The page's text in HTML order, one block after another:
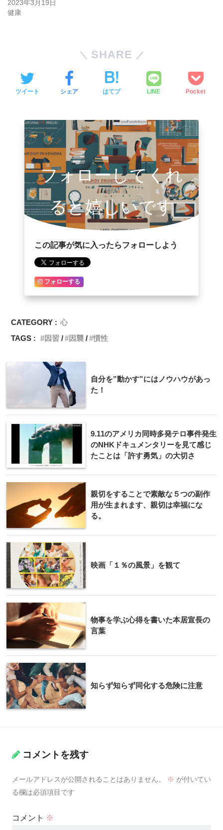
2023年3月19日
健康
SHARE
ツイート シェア はてブ LINE Pocket
フォローしてくれ
ると嬉しいです
この記事が気に入ったらフォローしよう
フォローする
CATEGORY : 心
TAGS :
因習 因襲 慣性
自分を”動かす”にはノウハウがあっ
た！
9.11のアメリカ同時多発テロ事件発生
のNHKドキュメンタリーを見て感じ
たことは「許す勇気」の大切さ
親切をすることで素敵な５つの副作
用が生まれます、親切は幸福にな
る。
映画「１％の風景」を観て
物事を学ぶ心得を書いた本居宣長の
言葉
知らず知らず同化する危険に注意
コメントを残す
メールアドレスが公開されることはありません。 ※ が付いてい
る欄は必須項目です
コメント ※